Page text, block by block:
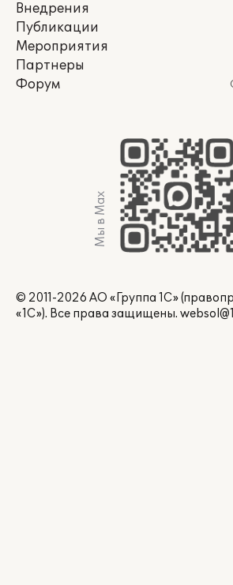
Внедрения
Публикации
Мероприятия
Партнеры
Форум
Мы в Max
© 2011-2026 АО «Группа 1С»
«1С»). Все права защищены.